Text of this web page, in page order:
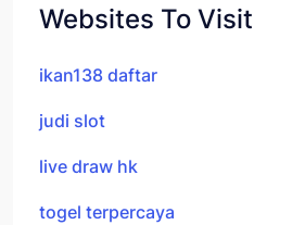
Websites To Visit
ikan138 daftar
judi slot
live draw hk
togel terpercaya